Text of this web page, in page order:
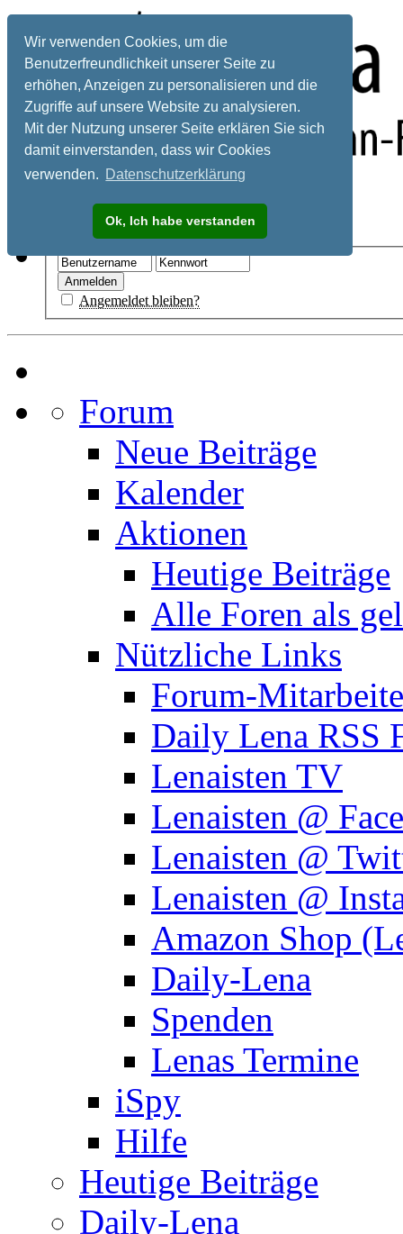
Wir verwenden Cookies, um die
Benutzerfreundlichkeit unserer Seite zu
erhöhen, Anzeigen zu personalisieren und die
Zugriffe auf unsere Website zu analysieren.
Mit der Nutzung unserer Seite erklären Sie sich
damit einverstanden, dass wir Cookies
verwenden. Datenschutzerklärung
Ok, Ich habe verstanden
Registrieren
Angemeldet bleiben?
Forum
Neue Beiträge
Kalender
Aktionen
Heutige Beiträge
Alle Foren als
Nützliche Links
Forum-
Daily Lena RSS
Lenaisten TV
Lenaisten @
Lenaisten @
Lenaisten @
Amazon Shop
Daily-Lena
Spenden
Lenas Termine
iSpy
Hilfe
Heutige Beiträge
Daily-Lena